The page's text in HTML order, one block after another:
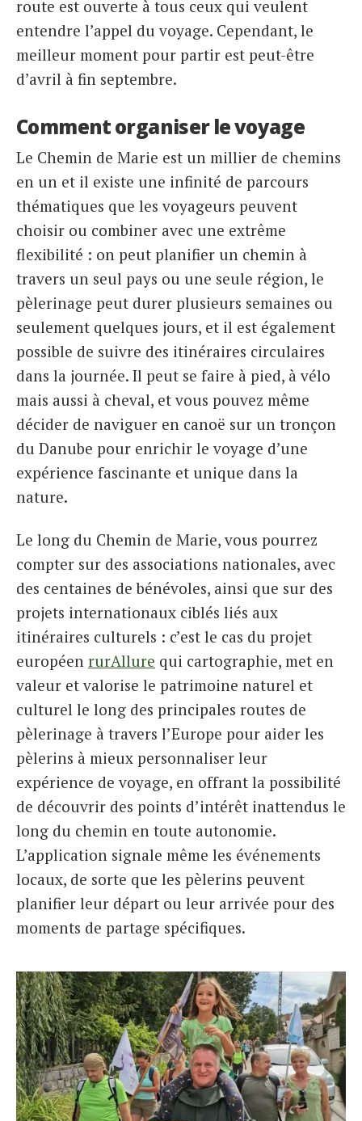
route est ouverte à tous ceux qui veulent
entendre l’appel du voyage. Cependant, le
meilleur moment pour partir est peut-être
d’avril à fin septembre.
Comment organiser le voyage
Le Chemin de Marie est un millier de chemins
en un et il existe une infinité de parcours
thématiques que les voyageurs peuvent
choisir ou combiner avec une extrême
flexibilité : on peut planifier un chemin à
travers un seul pays ou une seule région, le
pèlerinage peut durer plusieurs semaines ou
seulement quelques jours, et il est également
possible de suivre des itinéraires circulaires
dans la journée. Il peut se faire à pied, à vélo
mais aussi à cheval, et vous pouvez même
décider de naviguer en canoë sur un tronçon
du Danube pour enrichir le voyage d’une
expérience fascinante et unique dans la
nature.
Le long du Chemin de Marie, vous pourrez
compter sur des associations nationales, avec
des centaines de bénévoles, ainsi que sur des
projets internationaux ciblés liés aux
itinéraires culturels : c’est le cas du projet
européen rurAllure qui cartographie, met en
valeur et valorise le patrimoine naturel et
culturel le long des principales routes de
pèlerinage à travers l’Europe pour aider les
pèlerins à mieux personnaliser leur
expérience de voyage, en offrant la possibilité
de découvrir des points d’intérêt inattendus le
long du chemin en toute autonomie.
L’application signale même les événements
locaux, de sorte que les pèlerins peuvent
planifier leur départ ou leur arrivée pour des
moments de partage spécifiques.